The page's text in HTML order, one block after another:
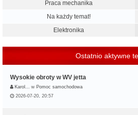
Praca mechanika
Na każdy temat!
Elektronika
Ostatnio aktywne
Wysokie obroty w WV jetta
Karol… w Pomoc samochodowa
2026-07-20, 20:57